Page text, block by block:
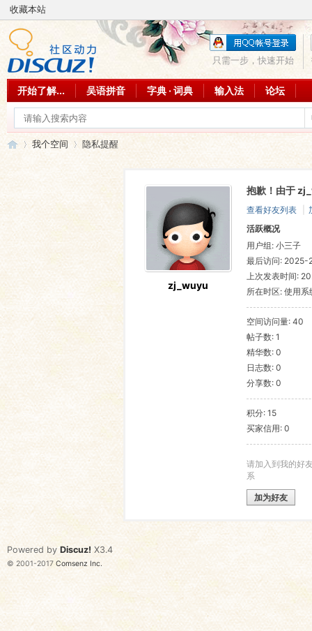
收藏本站
只需一步，快速开始
开始了解... 吴语拼音 字典 · 词典 输入法 论坛
吴
语
会
我个空间 隐私提醒
zj_wuyu
抱歉！由于
查看好友列表
活跃概况
用户组: 小三子
最后访问: 2025-
上次发表时间:
所在时区: 使用系
空间访问量: 40
帖子数: 1
精华数: 0
日志数: 0
分享数: 0
积分: 15
买家信用: 0
请加入到我的好
系
加为好友
Powered by Discuz! X3.4
© 2001-2017 Comsenz Inc.